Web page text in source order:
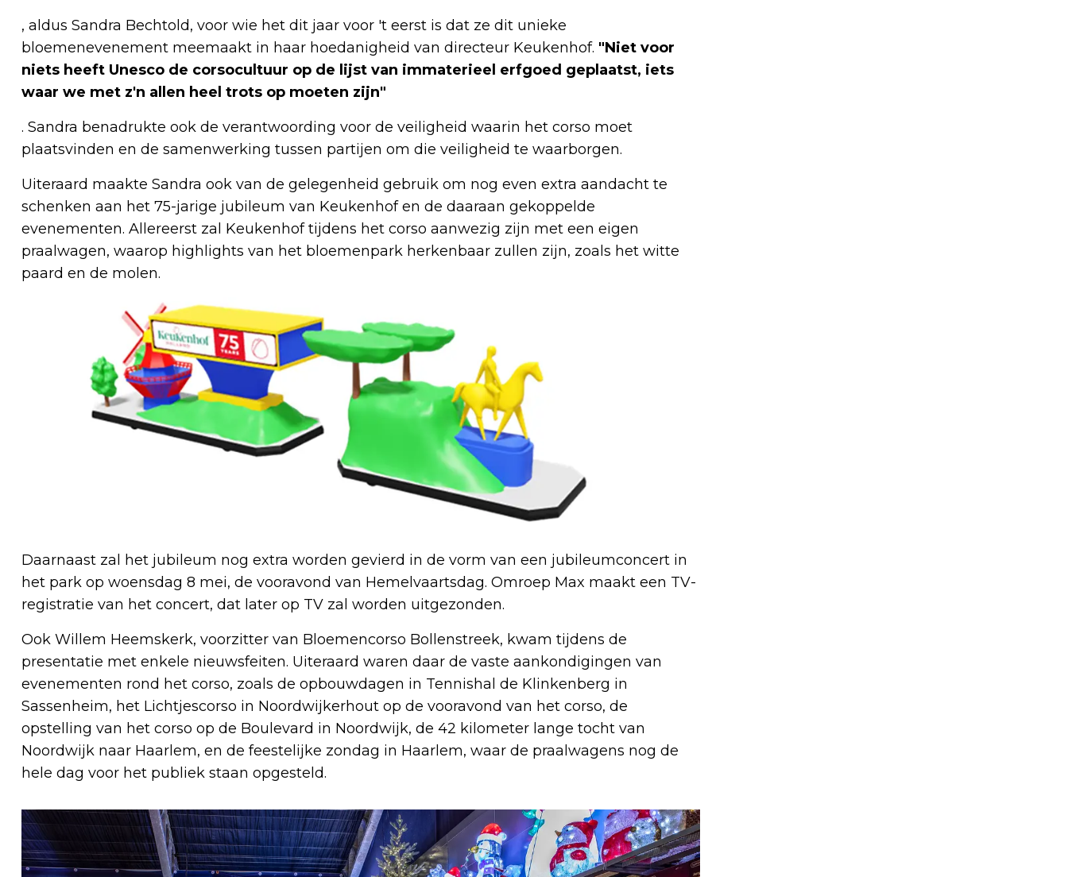
, aldus Sandra Bechtold, voor wie het dit jaar voor 't eerst is dat ze dit unieke
bloemenevenement meemaakt in haar hoedanigheid van directeur Keukenhof. "Niet voor
niets heeft Unesco de corsocultuur op de lijst van immaterieel erfgoed geplaatst, iets
waar we met z'n allen heel trots op moeten zijn"
. Sandra benadrukte ook de verantwoording voor de veiligheid waarin het corso moet
plaatsvinden en de samenwerking tussen partijen om die veiligheid te waarborgen.
Uiteraard maakte Sandra ook van de gelegenheid gebruik om nog even extra aandacht te
schenken aan het 75-jarige jubileum van Keukenhof en de daaraan gekoppelde
evenementen. Allereerst zal Keukenhof tijdens het corso aanwezig zijn met een eigen
praalwagen, waarop highlights van het bloemenpark herkenbaar zullen zijn, zoals het witte
paard en de molen.
Daarnaast zal het jubileum nog extra worden gevierd in de vorm van een jubileumconcert in
het park op woensdag 8 mei, de vooravond van Hemelvaartsdag. Omroep Max maakt een TV-
registratie van het concert, dat later op TV zal worden uitgezonden.
Ook Willem Heemskerk, voorzitter van Bloemencorso Bollenstreek, kwam tijdens de
presentatie met enkele nieuwsfeiten. Uiteraard waren daar de vaste aankondigingen van
evenementen rond het corso, zoals de opbouwdagen in Tennishal de Klinkenberg in
Sassenheim, het Lichtjescorso in Noordwijkerhout op de vooravond van het corso, de
opstelling van het corso op de Boulevard in Noordwijk, de 42 kilometer lange tocht van
Noordwijk naar Haarlem, en de feestelijke zondag in Haarlem, waar de praalwagens nog de
hele dag voor het publiek staan opgesteld.